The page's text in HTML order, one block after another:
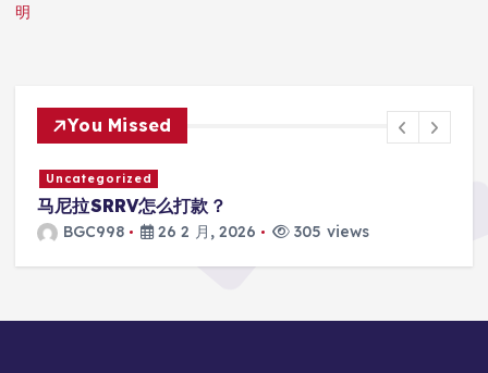
明
You Missed
Uncategorized
马尼拉SRRV怎么打款？
BGC998 26 2 月, 2026 305 views